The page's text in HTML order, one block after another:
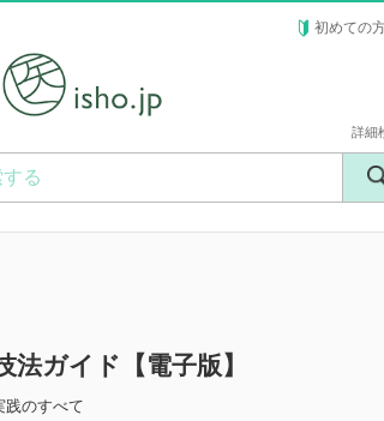
初めての
詳細
法ガイド【電子版】
践のすべて